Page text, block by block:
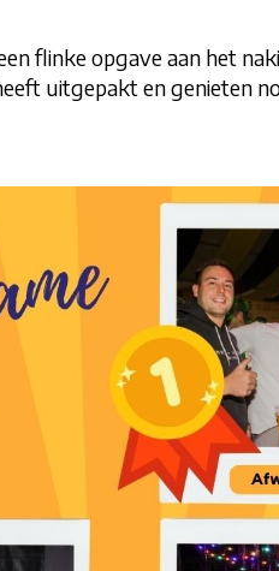
flinke opgave aan het
uitgepakt en genieten